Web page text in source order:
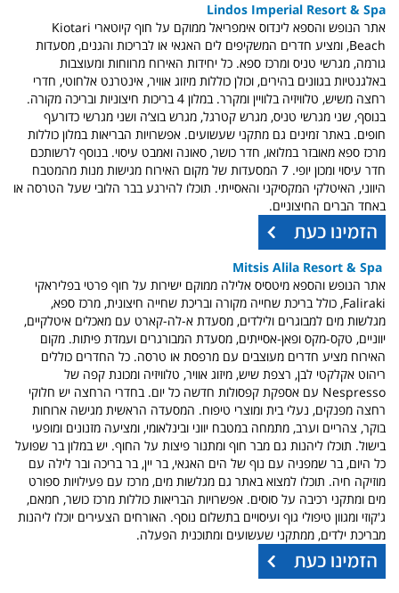
Lindos Imperial Resort & Spa
אתר הנופש והספא לינדוס אימפריאל ממוקם על חוף קיוטארי Kiotari
Beach, ומציע חדרים המשקיפים לים האגאי או לבריכות והגנים, מסעדות
גורמה, מגרשי טניס ומרכז ספא. כל יחידות האירוח מרווחות ומעוצבות
באלגנטיות בגוונים בהירים, וכולן כוללות מיזוג אוויר, אינטרנט אלחוטי, חדרי
רחצה משיש, טלוויזיה בלוויין ומקרר. במלון 4 בריכות חיצוניות ובריכה מקורה.
בנוסף, שני מגרשי טניס, מגרש קטרגל, מגרש בוצ‘ה ושני מגרשי כדורעף
חופים. באתר זמינים גם מתקני שעשועים. אפשרויות הבריאות במלון כוללות
מרכז ספא מאובזר במלואו, חדר כושר, סאונה ואמבט עיסוי. בנוסף לרשותכם
חדר עיסוי ומכון יופי. 7 המסעדות של מקום האירוח מגישות מנות מהמטבח
היווני, האיטלקי המקסיקני והאסייתי. תוכלו להירגע בבר הלובי שעל הטרסה או
באחד הברים החיצוניים.
אתר הנופש והספא מיטסיס אלילה ממוקם ישירות על חוף פרטי בפליראקי
Faliraki, כולל בריכת שחייה מקורה ובריכת שחייה חיצונית, מרכז ספא,
מגלשות מים למבוגרים ולילדים, מסעדת א-לה-קארט עם מאכלים איטלקיים,
יווניים, טקס-מקס ופאן-אסייתים, מסעדת המבורגרים ועמדת פיתות. מקום
האירוח מציע חדרים מעוצבים עם מרפסת או טרסה. כל החדרים כוללים
ריהוט אקלקטי לבן, רצפת שיש, מיזוג אוויר, טלוויזיה ומכונת קפה של
Nespresso עם אספקת קפסולות חדשה כל יום. בחדרי הרחצה יש חלוקי
רחצה מפנקים, נעלי בית ומוצרי טיפוח. המסעדה הראשית מגישה ארוחות
בוקר, צהריים וערב, מתמחה במטבח יווני ובינלאומי, ומציעה מזנונים ומופעי
בישול. תוכלו ליהנות גם מבר חוף ומתנור פיצות על החוף. יש במלון בר שפועל
כל היום, בר שמפניה עם נוף של הים האגאי, בר יין, בר בריכה ובר לילה עם
מוזיקה חיה. תוכלו למצוא באתר גם מגלשות מים, מרכז עם פעילויות ספורט
מים ומתקני רכיבה על סוסים. אפשרויות הבריאות כוללות מרכז כושר, חמאם,
ג'קוזי ומגוון טיפולי גוף ועיסויים בתשלום נוסף. האורחים הצעירים יוכלו ליהנות
מבריכת ילדים, ממתקני שעשועים ומתוכנית הפעלה.